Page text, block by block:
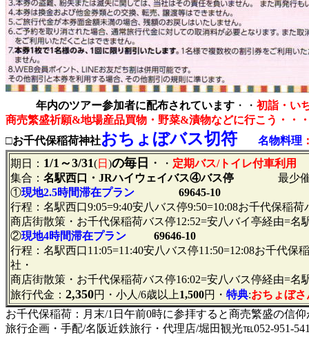
年内のツアー参加者に配布されています ・・ 初詣・い
商売繁盛祈願&地場産品買物・野菜&漬物などに行こう・・
□お千代保稲荷神社おちょぼバス切符 名物料理
期日： 1/1～3/31(日 )の毎日 ・ ・ 定期バス/トイレ付車利用
集合： 名駅西口・JRハイウェイバス④バス停
最少催
①現地2.5時間滞在プラン 69645-10
行程：名駅西口9:05=9:40安八バス停9:50=10:08お千代保稲
商店街散策・お千代保稲荷バス停12:52=安八バイ亭経由=名
②現地4時間滞在プラン 69646-10
行程：名駅西口11:05=11:40安八バス停11:50=12:08お千代保
社・
商店街散策・お千代保稲荷バス停16:02=安八バス停経由=名
旅行代金： 2,350円・小人/6歳以上1,500円・ 特典:おちょぼさ
お千代保稲荷：月末/1日午前0時に参拝すると商売繁盛の信
旅行企画・手配/名阪近鉄旅行・代理店/堀田観光℡052-951-